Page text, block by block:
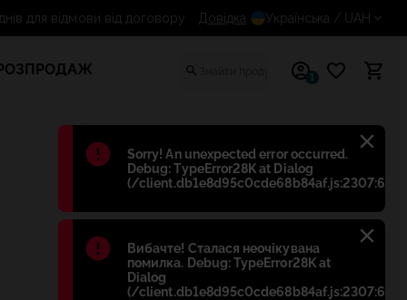
Błąd:
Sorry! An unexpected error occurred.
Debug: TypeError28K at Dialog
(/client.db1e8d95c0cde68b84af.js:2307:698)
Błąd:
Вибачте! Сталася неочікувана
помилка. Debug: TypeError28K at
Dialog
(/client.db1e8d95c0cde68b84af.js:2307:698)
14 днів для відмови від договору
Довідка Українська / UAH
1